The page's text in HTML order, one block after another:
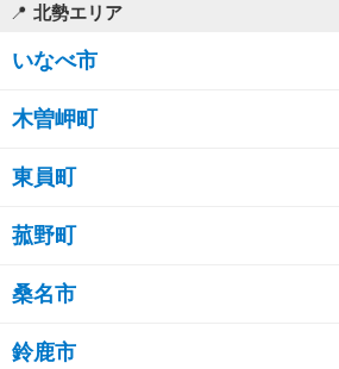
北勢エリア
いなべ市
木曽岬町
東員町
菰野町
桑名市
鈴鹿市